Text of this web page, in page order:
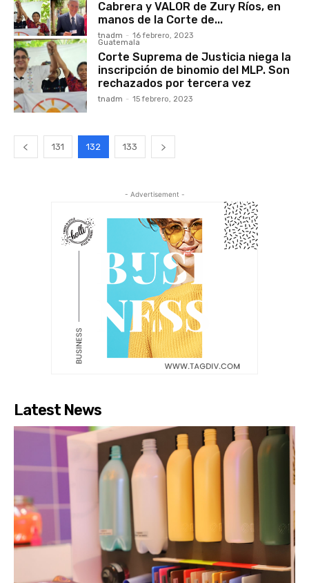
Cabrera y VALOR de Zury Ríos, en
manos de la Corte de...
tnadm - 16 febrero, 2023
Guatemala
Corte Suprema de Justicia niega la
inscripción de binomio del MLP. Son
rechazados por tercera vez
tnadm - 15 febrero, 2023
131 132 133
- Advertisement -
Latest News